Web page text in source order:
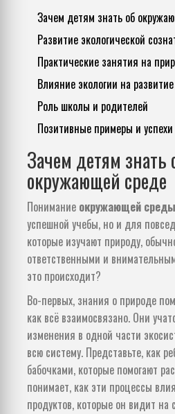
Зачем детям знать об
Развитие экологической
Практические занятия на
Влияние экологии на
Роль школы и родителей
Позитивные примеры и успехи
Зачем детям знать
окружающей среде
Понимание окружающей среды
успешной учебы, но и для
которые изучают природу,
ответственными и
это происходит?
Во-первых, знания о природе
как всё взаимосвязано. Они
изменения в одной части
всю систему. Представьте, как
бабочками, которые помогают
понимает, как эти процессы
продуктов, которые он видит на